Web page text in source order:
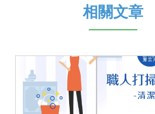
相關文章